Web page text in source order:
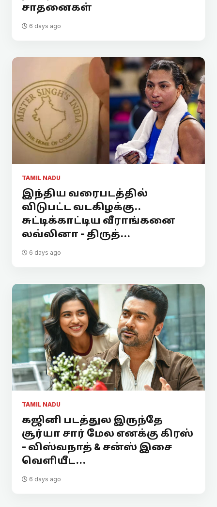
சாதனைகள்
6 days ago
TAMIL NADU
இந்திய வரைபடத்தில்
விடுபட்ட வடகிழக்கு..
சுட்டிக்காட்டிய வீராங்கனை
லவ்லினா - திருத்...
6 days ago
TAMIL NADU
கஜினி படத்துல இருந்தே
சூர்யா சார் மேல எனக்கு கிரஸ்
- விஸ்வநாத் & சன்ஸ் இசை
வெளியீட...
6 days ago